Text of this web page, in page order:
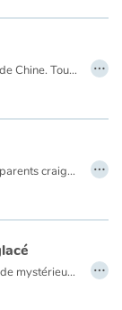
Liang habite non loin de la muraille de Chine. Tous les soirs il voit le soleil disparaître derrière la grande ombre à l’ouest et se demande ce qu’il y a de l’autre côté. Sa vieille grand mère, qui connaît une histoire pour chaque chose, lui a raconté qu’un immense dragon est couché là et qu’il avale le soleil chaque soir pour le laisser renaitre le lendemain à l’est… Impossible, se dit Liang, les dragons n’existent pas ! Mais il n’y a rien de plus grand que la curiosité d’un enfant … Sauf un dragon peut-être ? Liang doit en avoir le cœur net ! …
Pépin est tout petit, si petit que ses parents craignent qu’il lui arrive malheur s’il sort de la maison. Mais comment savoir ce que l’on vaut sans affronter aucun obstacle ? Les parents acceptent donc de le laisser sortir et il s’en va tout guilleret avec sa coccinelle apprivoisée… Le monde est bien vaste et dangereux pour un si petit personnage mais avec de l’intelligence et du bon sens, Pépin s’en sortira aussi bien que les grands, voire mieux. Même le grand taureau sauvage se laissera apprivoiser par Pépin le malin ! …
Dans la baie de Fundy, au Canada, de mystérieux rochers bordent les falaises. Ils ressemblent à de grands visages tournés vers l’océan. Personne ne connaît le secret de ces étranges gardiens et pourtant, s’ils pouvaient parler, ils raconteraient une histoire fabuleuse.
…